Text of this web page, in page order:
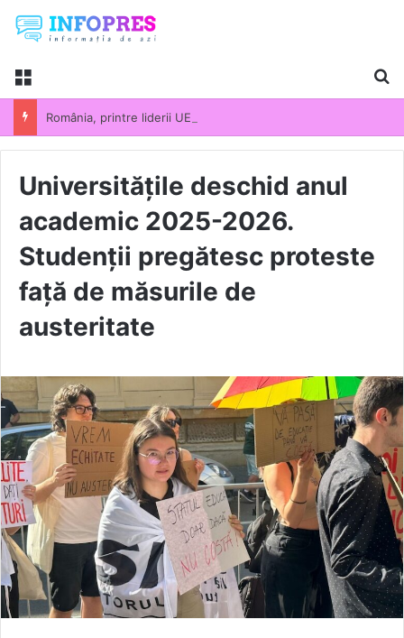
Menu
Universitățile deschid anul
academic 2025-2026.
Studenții pregătesc proteste
față de măsurile de
austeritate